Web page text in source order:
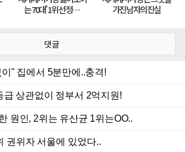
댓글